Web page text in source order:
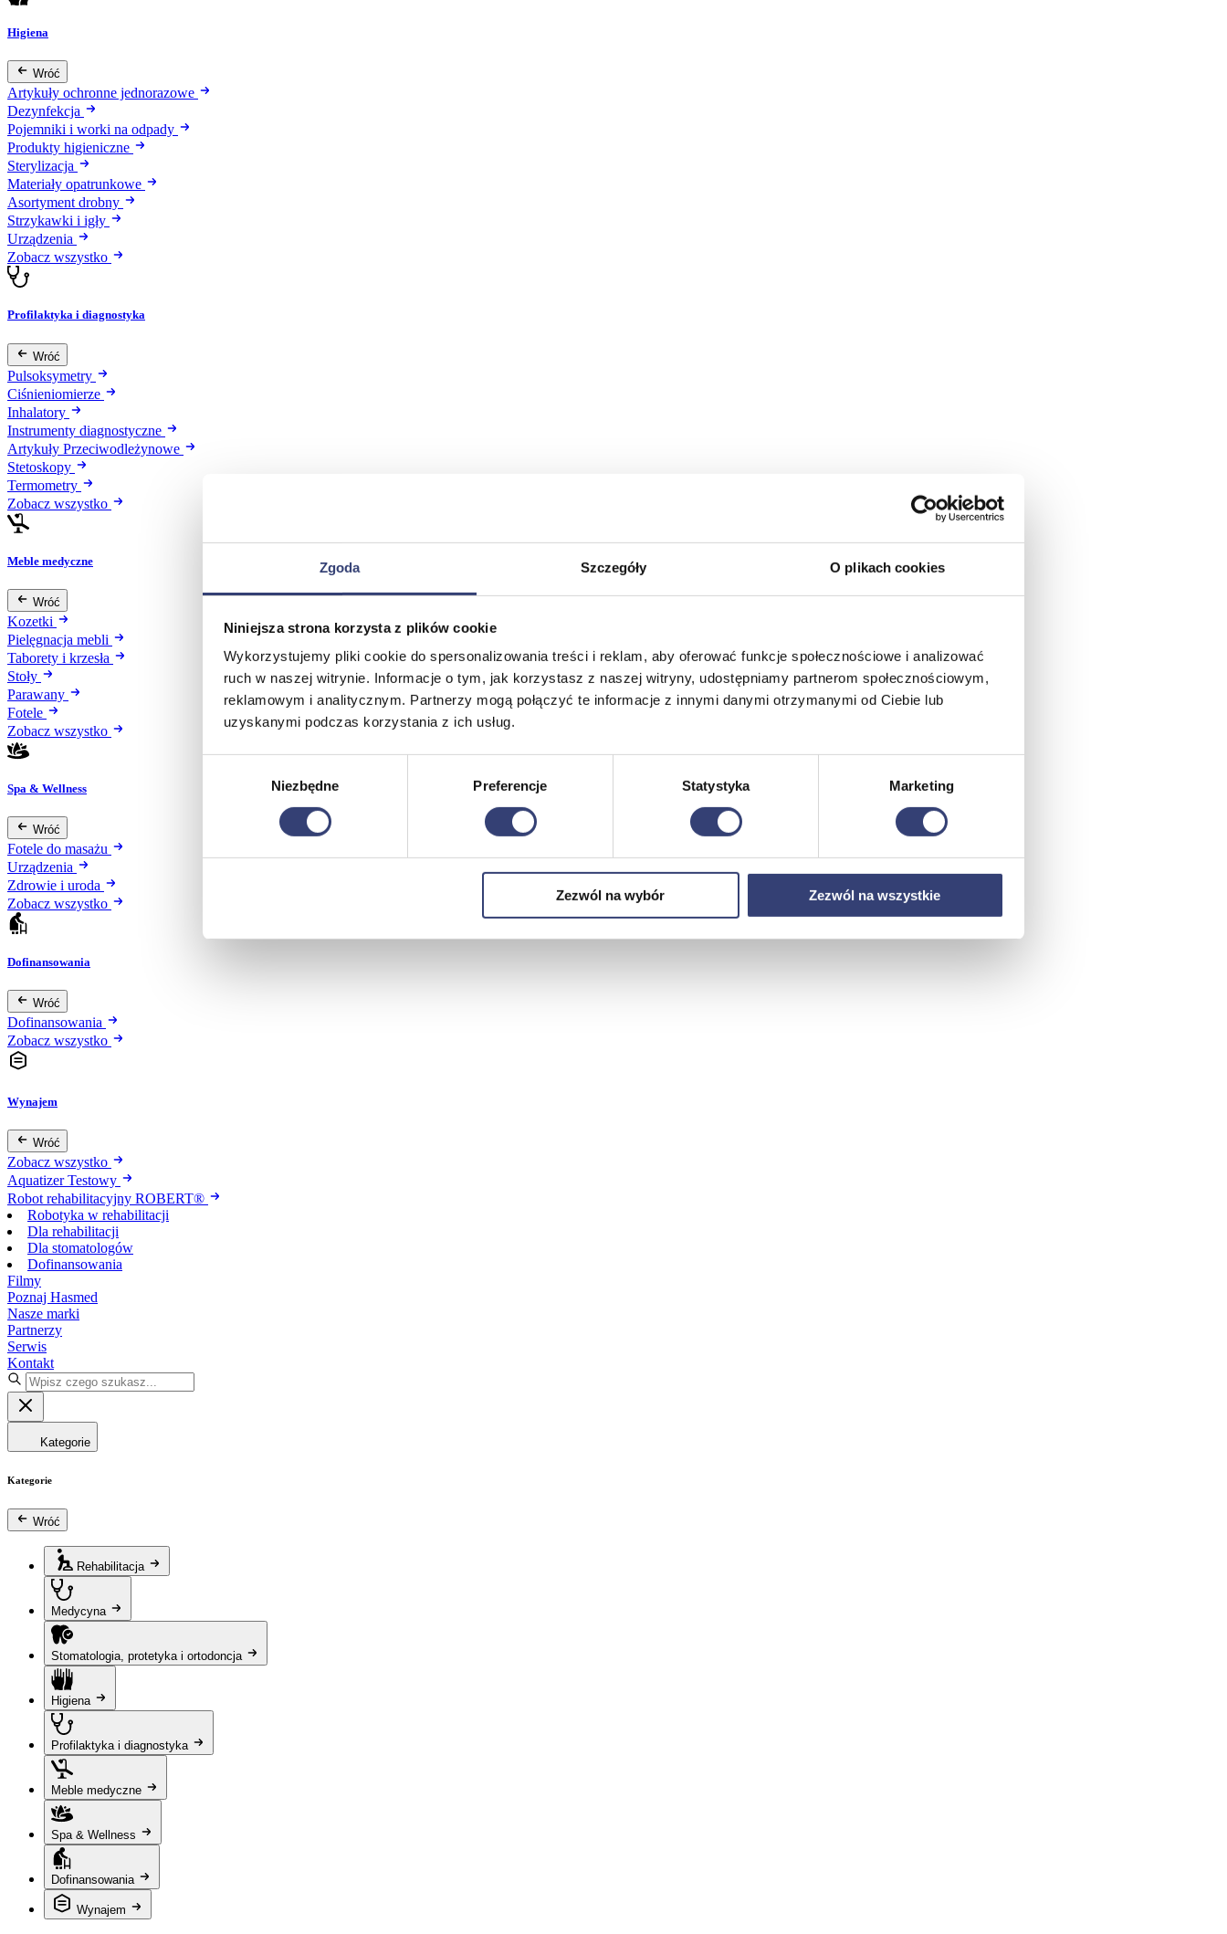
Zgoda Szczegóły O plikach cookies
Niniejsza strona korzysta z plików cookie
Wykorzystujemy pliki cookie do spersonalizowania treści i reklam, aby oferować funkcje społecznościowe i analizować
ruch w naszej witrynie. Informacje o tym, jak korzystasz z naszej witryny, udostępniamy partnerom społecznościowym,
reklamowym i analitycznym. Partnerzy mogą połączyć te informacje z innymi danymi otrzymanymi od Ciebie lub
uzyskanymi podczas korzystania z ich usług.
Niezbędne Preferencje Statystyka Marketing
Zezwól na wybór Zezwól na wszystkie
Higiena
Wróć
Artykuły ochronne jednorazowe
Dezynfekcja
Pojemniki i worki na odpady
Produkty higieniczne
Sterylizacja
Materiały opatrunkowe
Asortyment drobny
Strzykawki i igły
Urządzenia
Zobacz wszystko
Profilaktyka i diagnostyka
Wróć
Pulsoksymetry
Ciśnieniomierze
Inhalatory
Instrumenty diagnostyczne
Artykuły Przeciwodleżynowe
Stetoskopy
Termometry
Zobacz wszystko
Meble medyczne
Wróć
Kozetki
Pielęgnacja mebli
Taborety i krzesła
Stoły
Parawany
Fotele
Zobacz wszystko
Spa & Wellness
Wróć
Fotele do masażu
Urządzenia
Zdrowie i uroda
Zobacz wszystko
Dofinansowania
Wróć
Dofinansowania
Zobacz wszystko
Wynajem
Wróć
Zobacz wszystko
Aquatizer Testowy
Robot rehabilitacyjny ROBERT®
Robotyka w rehabilitacji
Dla rehabilitacji
Dla stomatologów
Dofinansowania
Filmy
Poznaj Hasmed
Nasze marki
Partnerzy
Serwis
Kontakt
Kategorie
Kategorie
Wróć
Rehabilitacja
Medycyna
Stomatologia, protetyka i ortodoncja
Higiena
Profilaktyka i diagnostyka
Meble medyczne
Spa & Wellness
Dofinansowania
Wynajem